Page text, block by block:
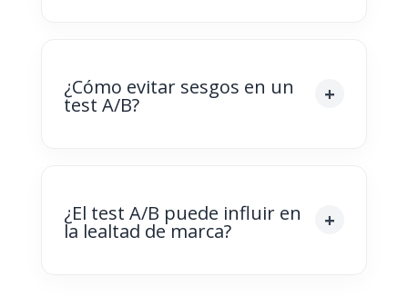
¿Cómo evitar sesgos en un
test A/B?
¿El test A/B puede influir en
la lealtad de marca?